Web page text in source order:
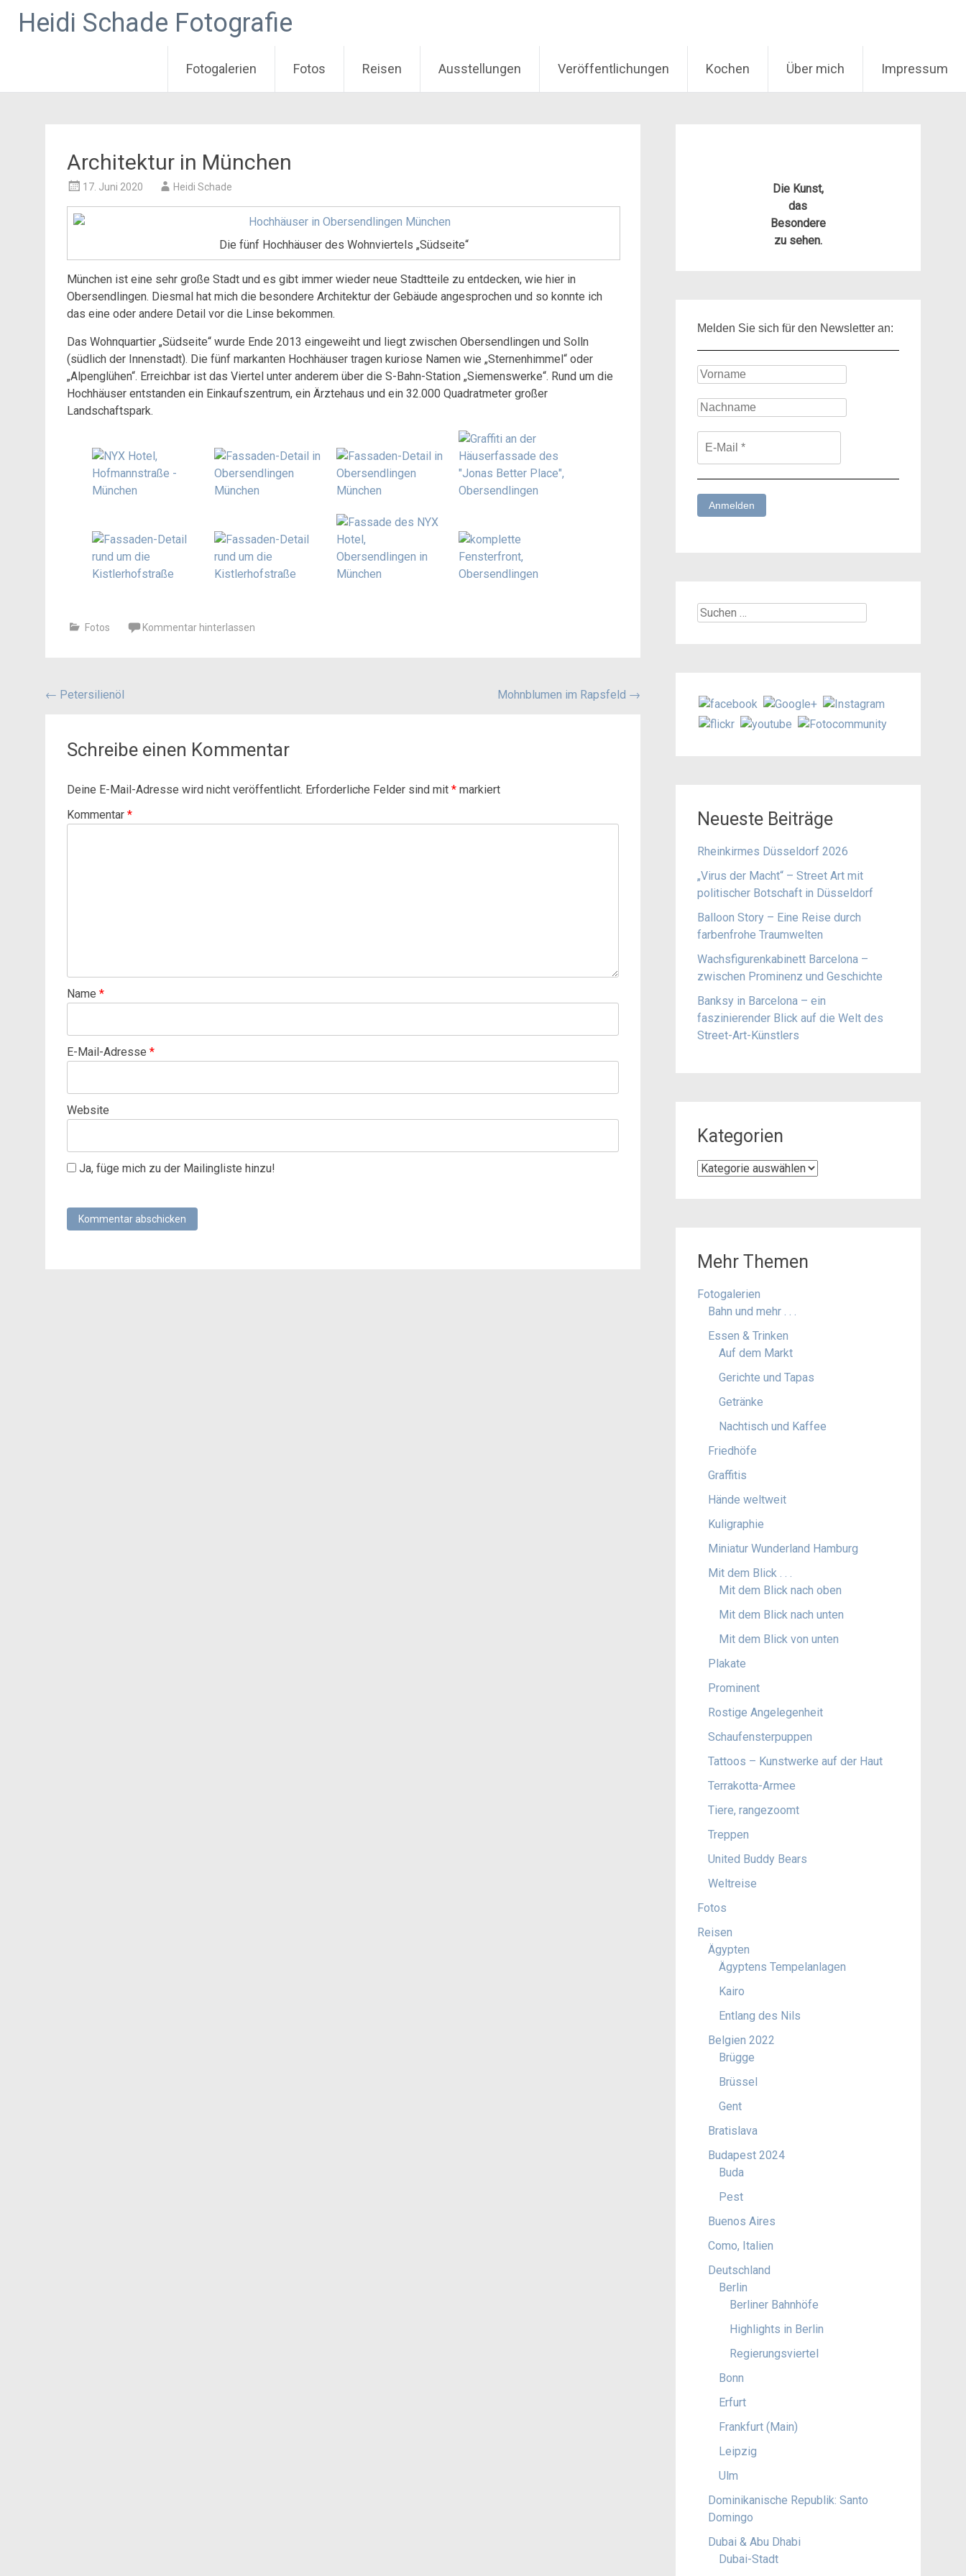
Heidi Schade Fotografie
Fotogalerien Fotos Reisen Ausstellungen Veröffentlichungen Kochen Über mich Impressum
Architektur in München
17. Juni 2020 Heidi Schade
Die fünf Hochhäuser des Wohnviertels „Südseite“
München ist eine sehr große Stadt und es gibt immer wieder neue Stadtteile zu entdecken, wie hier in
Obersendlingen. Diesmal hat mich die besondere Architektur der Gebäude angesprochen und so konnte ich
das eine oder andere Detail vor die Linse bekommen.
Das Wohnquartier „Südseite“ wurde Ende 2013 eingeweiht und liegt zwischen Obersendlingen und Solln
(südlich der Innenstadt). Die fünf markanten Hochhäuser tragen kuriose Namen wie „Sternenhimmel“ oder
„Alpenglühen“. Erreichbar ist das Viertel unter anderem über die S-Bahn-Station „Siemenswerke“. Rund um die
Hochhäuser entstanden ein Einkaufszentrum, ein Ärztehaus und ein 32.000 Quadratmeter großer
Landschaftspark.
Fotos Kommentar hinterlassen
Beitragsnavigation
← Petersilienöl Mohnblumen im Rapsfeld →
Schreibe einen Kommentar
Deine E-Mail-Adresse wird nicht veröffentlicht. Erforderliche Felder sind mit * markiert
Kommentar *
Name *
E-Mail-Adresse *
Website
Ja, füge mich zu der Mailingliste hinzu!
Die Kunst,
das
Besondere
zu sehen.
Melden Sie sich für den Newsletter an:
Suchen
Neueste Beiträge
Rheinkirmes Düsseldorf 2026
„Virus der Macht“ – Street Art mit
politischer Botschaft in Düsseldorf
Balloon Story – Eine Reise durch
farbenfrohe Traumwelten
Wachsfigurenkabinett Barcelona –
zwischen Prominenz und Geschichte
Banksy in Barcelona – ein
faszinierender Blick auf die Welt des
Street-Art-Künstlers
Kategorien
Kategorien
Mehr Themen
Fotogalerien
Bahn und mehr . . .
Essen & Trinken
Auf dem Markt
Gerichte und Tapas
Getränke
Nachtisch und Kaffee
Friedhöfe
Graffitis
Hände weltweit
Kuligraphie
Miniatur Wunderland Hamburg
Mit dem Blick . . .
Mit dem Blick nach oben
Mit dem Blick nach unten
Mit dem Blick von unten
Plakate
Prominent
Rostige Angelegenheit
Schaufensterpuppen
Tattoos – Kunstwerke auf der Haut
Terrakotta-Armee
Tiere, rangezoomt
Treppen
United Buddy Bears
Weltreise
Fotos
Reisen
Ägypten
Ägyptens Tempelanlagen
Kairo
Entlang des Nils
Belgien 2022
Brügge
Brüssel
Gent
Bratislava
Budapest 2024
Buda
Pest
Buenos Aires
Como, Italien
Deutschland
Berlin
Berliner Bahnhöfe
Highlights in Berlin
Regierungsviertel
Bonn
Erfurt
Frankfurt (Main)
Leipzig
Ulm
Dominikanische Republik: Santo
Domingo
Dubai & Abu Dhabi
Dubai-Stadt